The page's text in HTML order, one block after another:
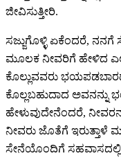
ಜೀವಿಸುತ್ತೀರಿ.
ಸಜ್ಜುಗೊಳ್ಳಿ ಏಕೆಂದರೆ,
ಮೂಲಕ ನೀವರಿಗೆ ಹೇಳಿದ
ಕೊಲ್ಲುವವರು
ಕೊಲ್ಲಬಹುದಾದ ಅವನನ್ನು
ಹೇಳುವುದೇನೆಂದರೆ,
ನೀವರು ಜೊತೆಗೆ ಇರುತ್ತಾಳೆ
ಸೇನೆಯೊಂದಿಗೆ